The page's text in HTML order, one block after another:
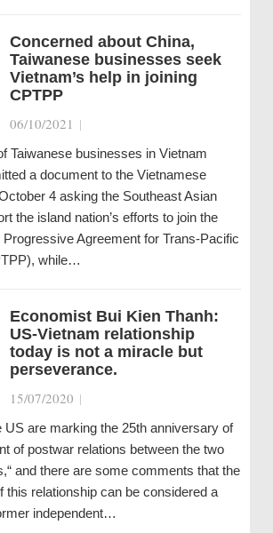
Concerned about China,
Taiwanese businesses seek
Vietnam’s help in joining
CPTPP
06/10/2021 |
Taiwanese businesses in Vietnam
a document to the Vietnamese
4 asking the Southeast Asian
the island nation’s efforts to join the
Agreement for Trans-Pacific
while…
Economist Bui Kien Thanh:
US-Vietnam relationship
today is not a miracle but
perseverance.
15/07/2020 |
US are marking the 25th anniversary of
of postwar relations between the two
and there are some comments that the
this relationship can be considered a
independent…